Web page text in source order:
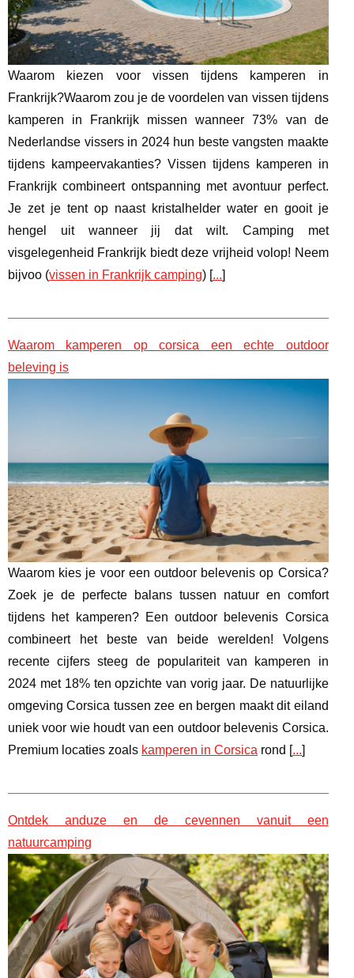
Waarom kiezen voor vissen tijdens kamperen in
Frankrijk?Waarom zou je de voordelen van vissen tijdens
kamperen in Frankrijk missen wanneer 73% van de
Nederlandse vissers in 2024 hun beste vangsten maakte
tijdens kampeervakanties? Vissen tijdens kamperen in
Frankrijk combineert ontspanning met avontuur perfect.
Je zet je tent op naast kristalhelder water en gooit je
hengel uit wanneer jij dat wilt. Camping met
visgelegenheid Frankrijk biedt deze vrijheid volop! Neem
bijvoo (vissen in Frankrijk camping) [...]
Waarom kamperen op corsica een echte outdoor
beleving is
Waarom kies je voor een outdoor belevenis op Corsica?
Zoek je de perfecte balans tussen natuur en comfort
tijdens het kamperen? Een outdoor belevenis Corsica
combineert het beste van beide werelden! Volgens
recente cijfers steeg de populariteit van kamperen in
2024 met 18% ten opzichte van vorig jaar. De natuurlijke
omgeving Corsica tussen zee en bergen maakt dit eiland
uniek voor wie houdt van een outdoor belevenis Corsica.
Premium locaties zoals kamperen in Corsica rond [...]
Ontdek anduze en de cevennen vanuit een
natuurcamping